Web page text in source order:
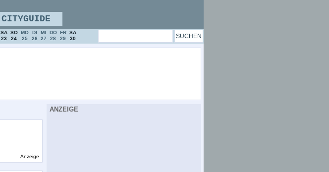
Anzeige
ANZEIGE
CITYGUIDE
SA
23
SO
24
MO
25
DI
26
MI
27
DO
28
FR
29
SA
30